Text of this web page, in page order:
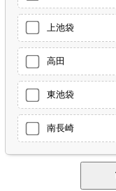
上池袋
高田
東池袋
南長崎